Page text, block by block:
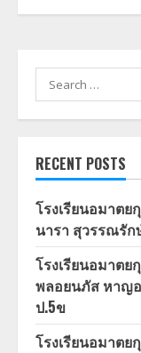
Search
for:
RECENT POSTS
โรงเรียนอมาต
นารา สุวรรณรัก
โรงเรียนอมาต
พลอยนภัส หาญ
ป.5ข
โรงเรียนอมาต